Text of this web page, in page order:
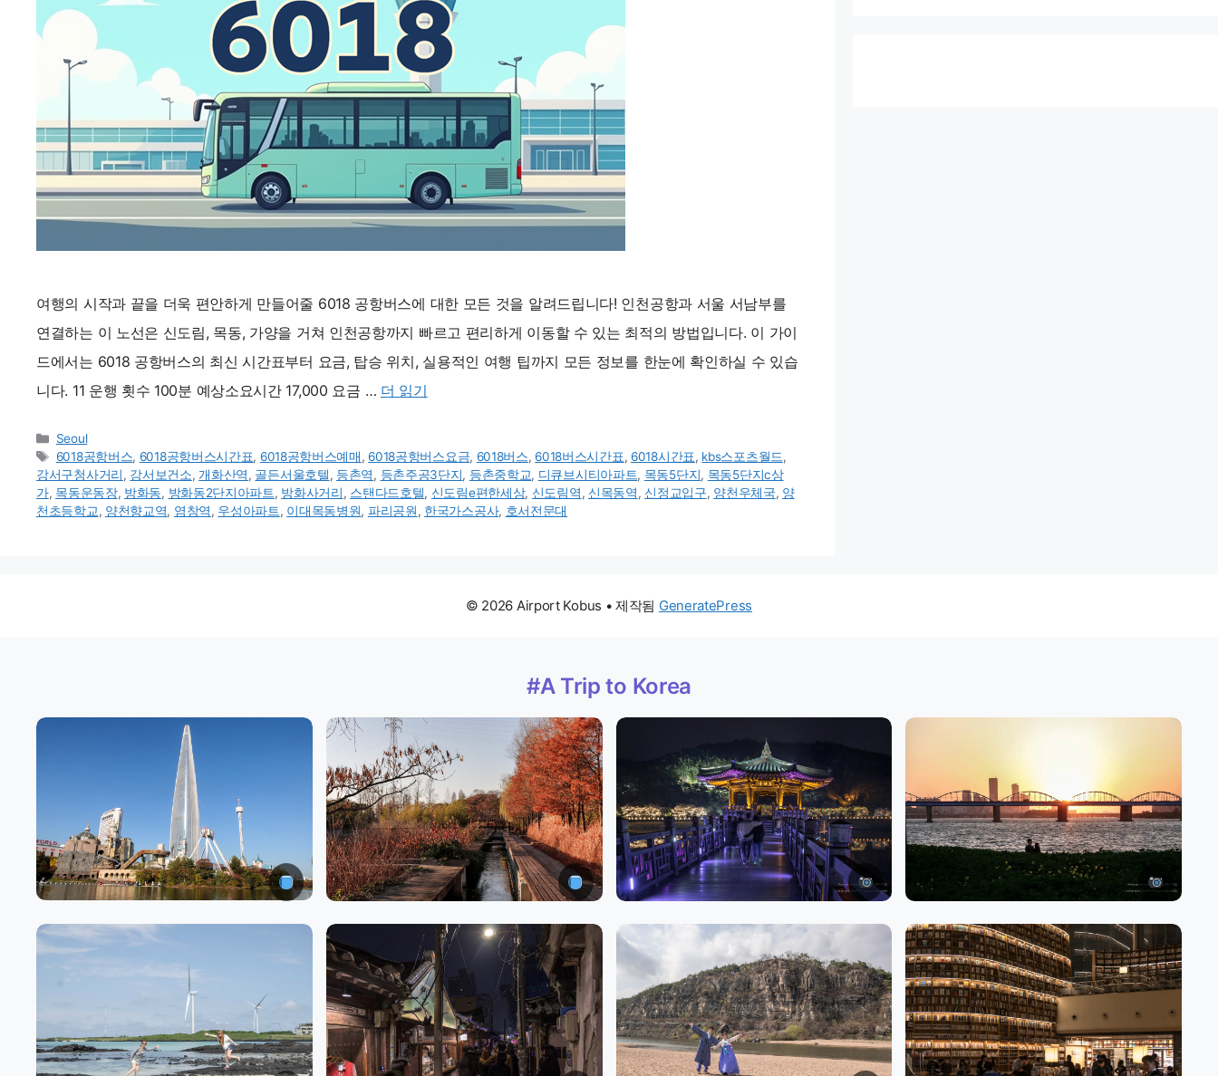
여행의 시작과 끝을 더욱 편안하게 만들어줄 6018 공항버스에 대한 모든 것을 알려드립니다! 인천공항과 서울 서남부를
연결하는 이 노선은 신도림, 목동, 가양을 거쳐 인천공항까지 빠르고 편리하게 이동할 수 있는 최적의 방법입니다. 이 가이
드에서는 6018 공항버스의 최신 시간표부터 요금, 탑승 위치, 실용적인 여행 팁까지 모든 정보를 한눈에 확인하실 수 있습
니다. 11 운행 횟수 100분 예상소요시간 17,000 요금 … 더 읽기
카
테
고
리
Seoul
태
그
6018공항버스, 6018공항버스시간표, 6018공항버스예매,6018공항버스요금, 6018버스,6018버스시간표,6018시간표, kbs스포츠월드,
강서구청사거리, 강서보건소, 개화산역, 골든서울호텔, 등촌역, 등촌주공3단지, 등촌중학교, 디큐브시티아파트, 목동5단지, 목동5단지c상
가, 목동운동장, 방화동, 방화동2단지아파트, 방화사거리, 스탠다드호텔, 신도림e편한세상, 신도림역, 신목동역, 신정교입구, 양천우체국, 양
천초등학교, 양천향교역, 염창역, 우성아파트, 이대목동병원, 파리공원, 한국가스공사, 호서전문대
© 2026 Airport Kobus • 제작됨 GeneratePress
#A Trip to Korea